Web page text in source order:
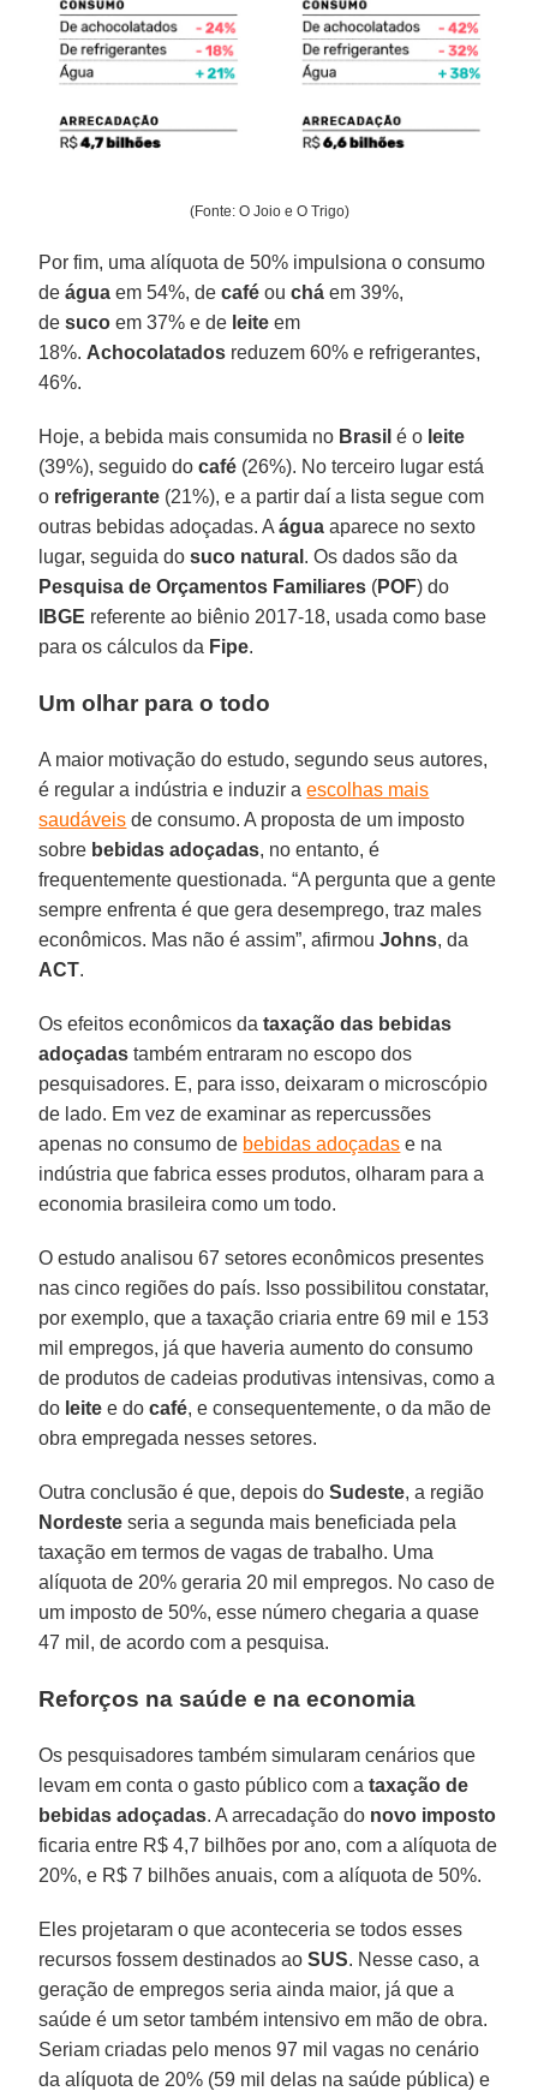
(Fonte: O Joio e O Trigo)
Por fim, uma alíquota de 50% impulsiona o consumo
deágua em 54%, decafé ouchá em 39%,
desuco em 37% e de leite em
18%. Achocolatados reduzem 60% e refrigerantes,
46%.
Hoje, a bebida mais consumida no Brasil é o leite
(39%), seguido docafé (26%). No terceiro lugar está
o refrigerante (21%), e a partir daí a lista segue com
outras bebidas adoçadas. Aágua aparece no sexto
lugar, seguida dosuco natural . Os dados são da
Pesquisa de Orçamentos Familiares (POF) do
IBGE referente ao biênio 2017-18, usada como base
para os cálculos da Fipe.
Um olhar para o todo
A maior motivação do estudo, segundo seus autores,
é regular a indústria e induzir aescolhas mais
saudáveis de consumo. A proposta de um imposto
sobre bebidas adoçadas, no entanto, é
frequentemente questionada. “A pergunta que a gente
sempre enfrenta é que gera desemprego, traz males
econômicos. Mas não é assim”, afirmouJohns, da
ACT.
Os efeitos econômicos dataxação das bebidas
adoçadas também entraram no escopo dos
pesquisadores. E, para isso, deixaram o microscópio
de lado. Em vez de examinar as repercussões
apenas no consumo de bebidas adoçadas e na
indústria que fabrica esses produtos, olharam para a
economia brasileira como um todo.
O estudo analisou 67 setores econômicos presentes
nas cinco regiões do país. Isso possibilitou constatar,
por exemplo, que a taxação criaria entre 69 mil e 153
mil empregos, já que haveria aumento do consumo
de produtos de cadeias produtivas intensivas, como a
do leite e docafé, e consequentemente, o da mão de
obra empregada nesses setores.
Outra conclusão é que, depois doSudeste, a região
Nordeste seria a segunda mais beneficiada pela
taxação em termos de vagas de trabalho. Uma
alíquota de 20% geraria 20 mil empregos. No caso de
um imposto de 50%, esse número chegaria a quase
47 mil, de acordo com a pesquisa.
Reforços na saúde e na economia
Os pesquisadores também simularam cenários que
levam em conta o gasto público com ataxação de
bebidas adoçadas. A arrecadação do novo imposto
ficaria entre R$ 4,7 bilhões por ano, com a alíquota de
20%, e R$ 7 bilhões anuais, com a alíquota de 50%.
Eles projetaram o que aconteceria se todos esses
recursos fossem destinados aoSUS. Nesse caso, a
geração de empregos seria ainda maior, já que a
saúde é um setor também intensivo em mão de obra.
Seriam criadas pelo menos 97 mil vagas no cenário
da alíquota de 20% (59 mil delas na saúde pública) e